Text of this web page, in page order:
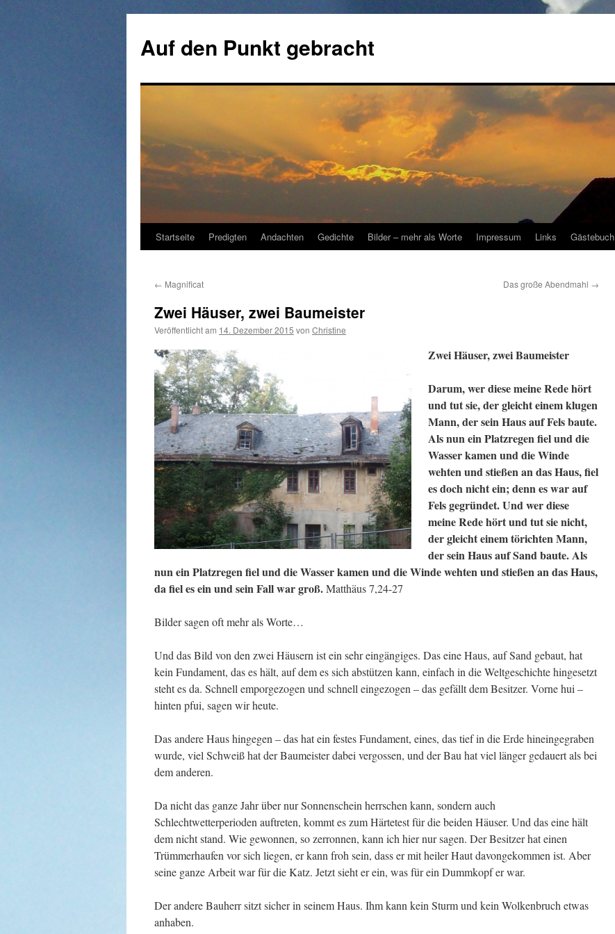
springen
Auf den Punkt gebracht
Startseite Predigten Andachten Gedichte Bilder – mehr als Worte Impressum Links Gästebuch
← Magnificat Das große Abendmahl →
Zwei Häuser, zwei Baumeister
Veröffentlicht am 14. Dezember 2015 von Christine
Zwei Häuser, zwei Baumeister
Darum, wer diese meine Rede hört
und tut sie, der gleicht einem klugen
Mann, der sein Haus auf Fels baute.
Als nun ein Platzregen fiel und die
Wasser kamen und die Winde
wehten und stießen an das Haus, fiel
es doch nicht ein; denn es war auf
Fels gegründet. Und wer diese
meine Rede hört und tut sie nicht,
der gleicht einem törichten Mann,
der sein Haus auf Sand baute. Als
nun ein Platzregen fiel und die Wasser kamen und die Winde wehten und stießen an das Haus,
da fiel es ein und sein Fall war groß.Matthäus 7,24-27
Bilder sagen oft mehr als Worte…
Und das Bild von den zwei Häusern ist ein sehr eingängiges. Das eine Haus, auf Sand gebaut, hat
kein Fundament, das es hält, auf dem es sich abstützen kann, einfach in die Weltgeschichte hingesetzt
steht es da. Schnell emporgezogen und schnell eingezogen – das gefällt dem Besitzer. Vorne hui –
hinten pfui, sagen wir heute.
Das andere Haus hingegen – das hat ein festes Fundament, eines, das tief in die Erde hineingegraben
wurde, viel Schweiß hat der Baumeister dabei vergossen, und der Bau hat viel länger gedauert als bei
dem anderen.
Da nicht das ganze Jahr über nur Sonnenschein herrschen kann, sondern auch
Schlechtwetterperioden auftreten, kommt es zum Härtetest für die beiden Häuser. Und das eine hält
dem nicht stand. Wie gewonnen, so zerronnen, kann ich hier nur sagen. Der Besitzer hat einen
Trümmerhaufen vor sich liegen, er kann froh sein, dass er mit heiler Haut davongekommen ist. Aber
seine ganze Arbeit war für die Katz. Jetzt sieht er ein, was für ein Dummkopf er war.
Der andere Bauherr sitzt sicher in seinem Haus. Ihm kann kein Sturm und kein Wolkenbruch etwas
anhaben.